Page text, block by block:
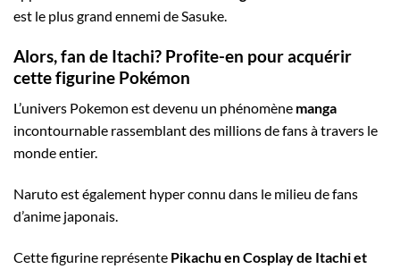
est le plus grand ennemi de Sasuke.
Alors, fan de Itachi? Profite-en pour acquérir
cette figurine Pokémon
L’univers Pokemon est devenu un phénomène manga
incontournable rassemblant des millions de fans à travers le
monde entier.
Naruto est également hyper connu dans le milieu de fans
d’anime japonais.
Cette figurine représente Pikachu en Cosplay de Itachi et